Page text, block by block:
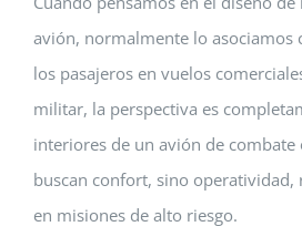
avión, normalmente lo asociamos
los pasajeros en vuelos
militar, la perspectiva es
interiores de un avión de
buscan confort, sino operatividad,
en misiones de alto riesgo.